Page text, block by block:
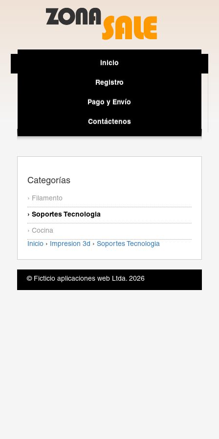
Inicio
Registro
Pago y Envío
Contáctenos
Categorías
› Filamento
› Soportes Tecnologia
› Cocina
Inicio › Impresion 3d › Soportes Tecnologia
© Ficticio aplicaciones web Ltda. 2026